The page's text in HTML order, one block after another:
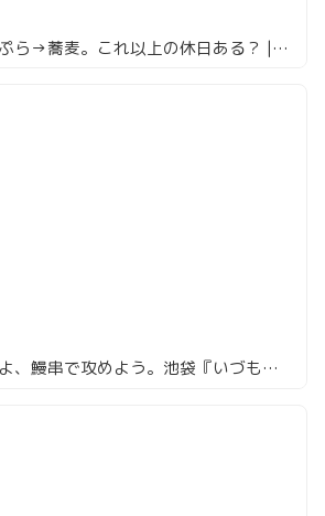
昼から日本酒→天ぷら→蕎麦。これ以上の休日ある？ | 菊谷 巣鴨
鰻玉丼じゃないのよ、鰻串で攻めよう。池袋『いづも』で部位食べ比べ！